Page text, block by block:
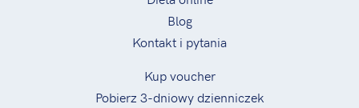
Blog
Kontakt i pytania
Kup voucher
Pobierz 3-dniowy dzienniczek